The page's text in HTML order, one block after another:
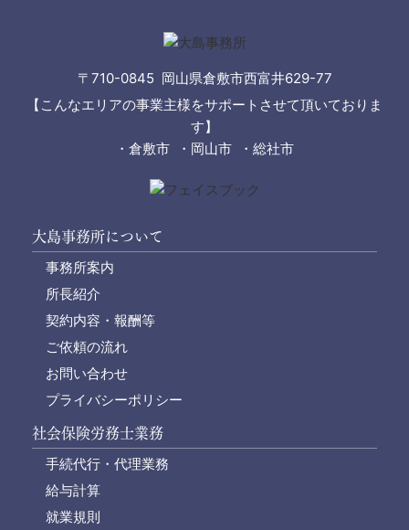
〒710-0845 岡山県倉敷市西富井629-77
【こんなエリアの事業主様をサポートさせて頂いておりま
す】
・倉敷市 ・岡山市 ・総社市
大島事務所について
事務所案内
所長紹介
契約内容・報酬等
ご依頼の流れ
お問い合わせ
プライバシーポリシー
社会保険労務士業務
手続代行・代理業務
給与計算
就業規則